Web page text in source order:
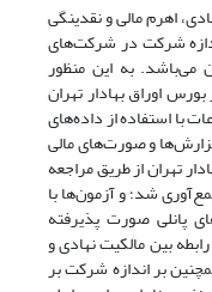
اهرم مالی و نقدینگی
شرکت در شرکت‌های
می‌باشد. به این منظور
در بورس اوراق بهادار تهران
شد. اطلاعات با استفاده از داده‌های
و صورت‌های مالی
تهران از طریق مراجعه
شد؛ و آزمون‌ها با
پانلی صورت پذیرفته
بین مالکیت نهادی و
بر اندازه شرکت بر